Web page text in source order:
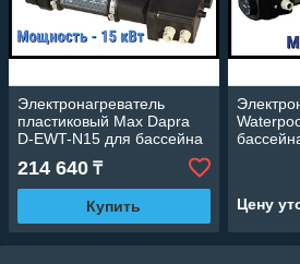
Электронагреватель
пластиковый Max Dapra
D-EWT-N15 для бассейна
(Мощность 15 кВт)
214 640 ₸
Купить Цену